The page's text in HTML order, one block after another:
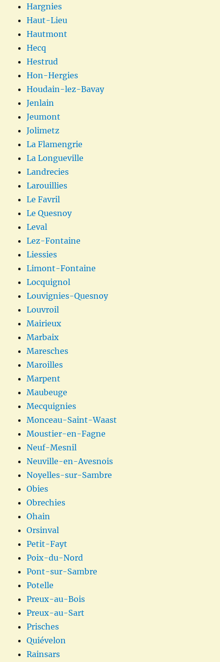
Hargnies
Haut-Lieu
Hautmont
Hecq
Hestrud
Hon-Hergies
Houdain-lez-Bavay
Jenlain
Jeumont
Jolimetz
La Flamengrie
La Longueville
Landrecies
Larouillies
Le Favril
Le Quesnoy
Leval
Lez-Fontaine
Liessies
Limont-Fontaine
Locquignol
Louvignies-Quesnoy
Louvroil
Mairieux
Marbaix
Maresches
Maroilles
Marpent
Maubeuge
Mecquignies
Monceau-Saint-Waast
Moustier-en-Fagne
Neuf-Mesnil
Neuville-en-Avesnois
Noyelles-sur-Sambre
Obies
Obrechies
Ohain
Orsinval
Petit-Fayt
Poix-du-Nord
Pont-sur-Sambre
Potelle
Preux-au-Bois
Preux-au-Sart
Prisches
Quiévelon
Rainsars